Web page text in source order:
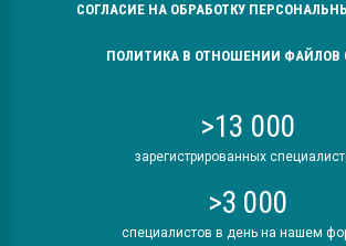
СОГЛАСИЕ НА ОБРАБОТКУ
ПОЛИТИКА В ОТНОШЕНИИ ФАЙЛОВ
>13 000
зарегистрированных
>3 000
специалистов в день на нашем